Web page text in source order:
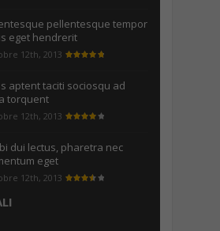
pellentesque tempor
eget hendrerit
12th, 2013
aptent taciti sociosqu ad
torquent
12th, 2013
dui lectus, pharetra nec
eget
12th, 2013